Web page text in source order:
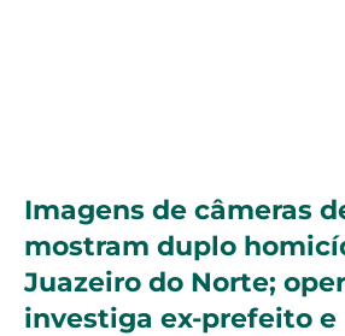
Imagens de câmeras
mostram duplo
Juazeiro do Norte;
investiga ex-prefeito e